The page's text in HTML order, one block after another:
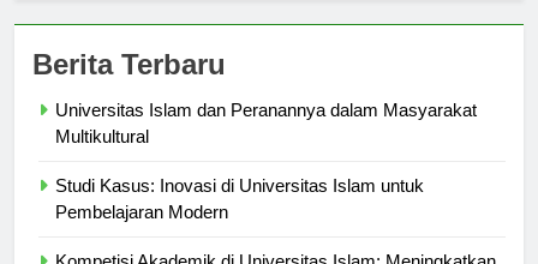
Universitas Islam dan Peranannya dalam Masyarakat
Studi Kasus: Inovasi di Universitas Islam untuk